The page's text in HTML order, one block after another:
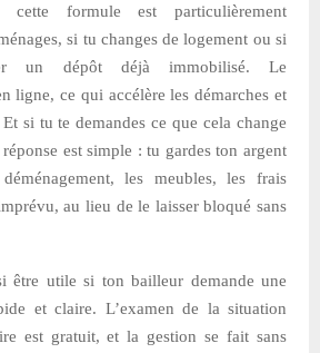
formule est particulièrement
si tu changes de logement ou si
un dépôt déjà immobilisé. Le
ligne, ce qui accélère les démarches et
si tu te demandes ce que cela change
est simple : tu gardes ton argent
les meubles, les frais
au lieu de le laisser bloqué sans
être utile si ton bailleur demande une
et claire. L’examen de la situation
est gratuit, et la gestion se fait sans